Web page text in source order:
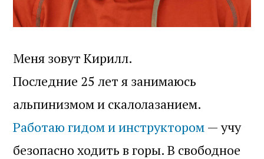
Меня зовут Кирилл.
Последние 25 лет я занимаюсь
альпинизмом и скалолазанием.
Работаю гидом и инструктором — учу
безопасно ходить в горы. В свободное